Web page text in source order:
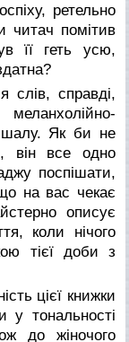
ретельно
читач помітив
її геть усю,
слів, справді,
шалу. Як би не
він все одно
поспішати,
на вас чекає
описує
коли нічого
тієї доби з
цієї книжки
у тональності
до жіночого